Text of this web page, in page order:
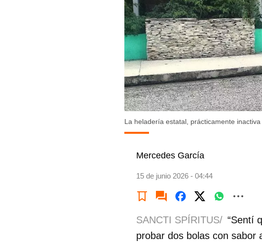
La heladería estatal, prácticamente
Mercedes García
15 de junio 2026 - 04:44
SANCTI SPÍRITUS/ “Sentí
probar dos bolas con sabor